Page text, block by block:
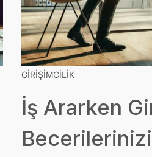
GIRIŞIMCILIK
İş Ararken
Becerilerinizi